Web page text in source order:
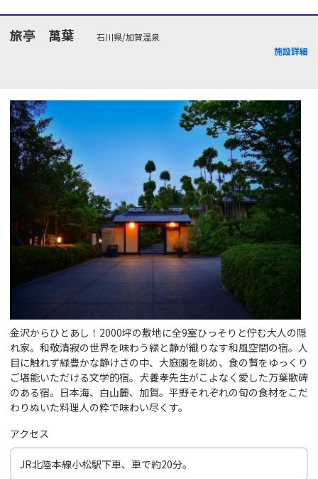
旅亭 萬葉
石川県/加賀温泉
施設詳細
金沢からひとあし！2000坪の敷地に全9室ひっそりと佇む大人の隠
れ家。和敬清寂の世界を味わう緑と静が織りなす和風空間の宿。人
目に触れず緑豊かな静けさの中、大庭園を眺め、食の贅をゆっくり
ご堪能いただける文学的宿。犬養孝先生がこよなく愛した万葉歌碑
のある宿。日本海、白山麓、加賀。平野それぞれの旬の食材をこだ
わりぬいた料理人の粋で味わい尽くす。
アクセス
JR北陸本線小松駅下車、車で約20分。